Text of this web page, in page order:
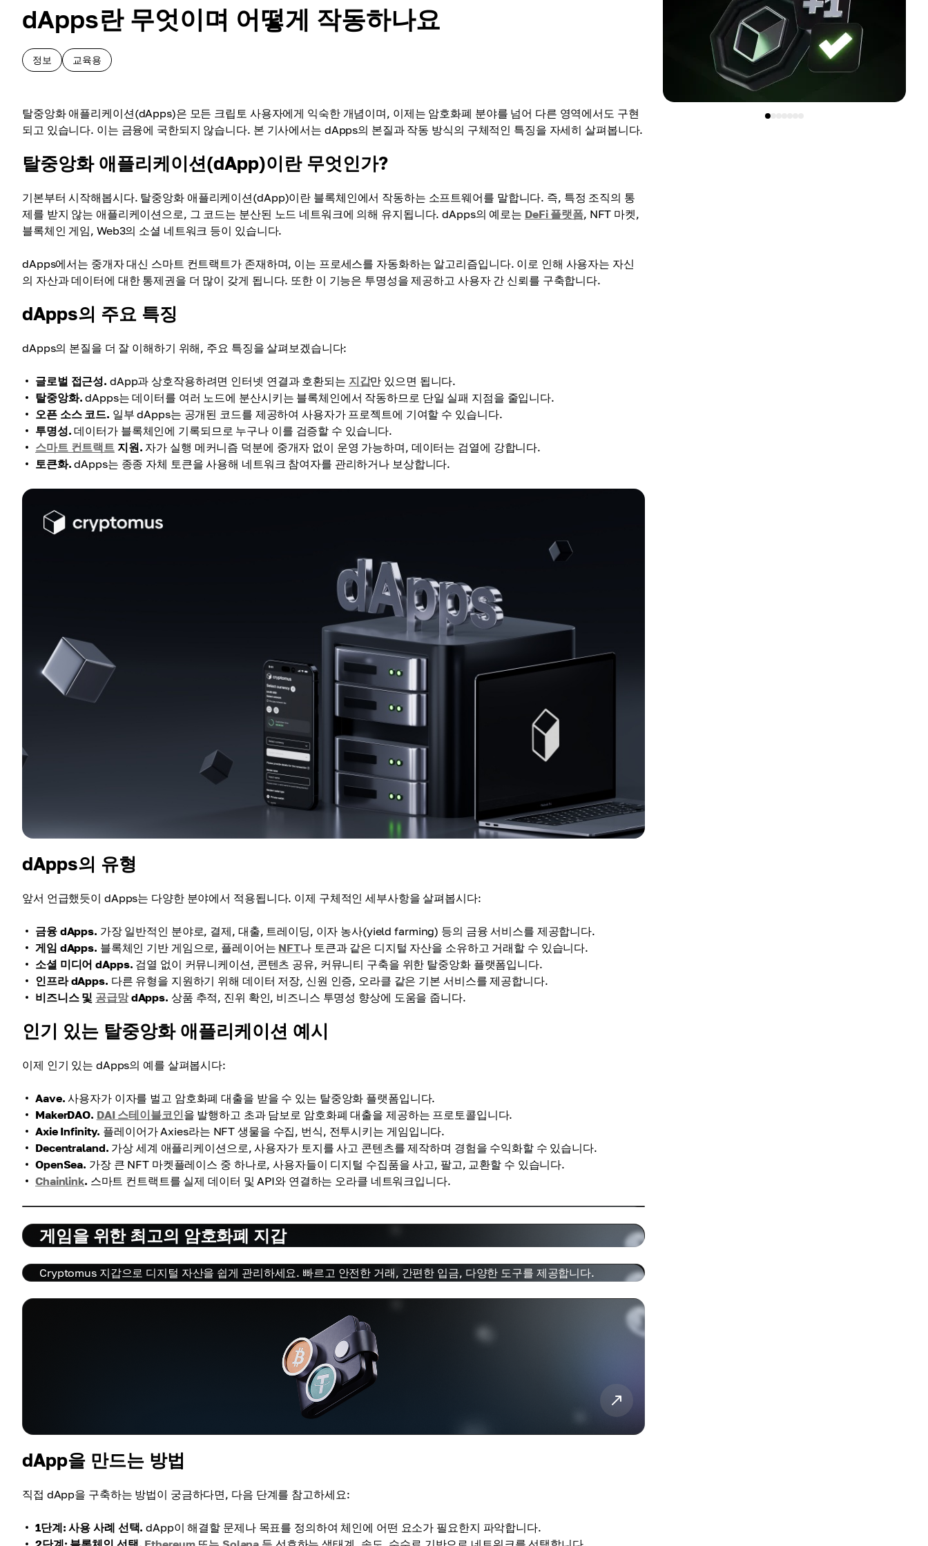
dApps란 무엇이며 어떻게 작동하나요
정보 교육용
탈중앙화 애플리케이션(dApps)은 모든 크립토 사용자에게 익숙한 개념이며, 이제는 암호화폐 분야를 넘어 다른 영역에서도 구현
되고 있습니다. 이는 금융에 국한되지 않습니다. 본 기사에서는 dApps의 본질과 작동 방식의 구체적인 특징을 자세히 살펴봅니다.
탈중앙화 애플리케이션(dApp)이란 무엇인가?
기본부터 시작해봅시다. 탈중앙화 애플리케이션(dApp)이란 블록체인에서 작동하는 소프트웨어를 말합니다. 즉, 특정 조직의 통
제를 받지 않는 애플리케이션으로, 그 코드는 분산된 노드 네트워크에 의해 유지됩니다. dApps의 예로는 DeFi 플랫폼, NFT 마켓,
블록체인 게임, Web3의 소셜 네트워크 등이 있습니다.
dApps에서는 중개자 대신 스마트 컨트랙트가 존재하며, 이는 프로세스를 자동화하는 알고리즘입니다. 이로 인해 사용자는 자신
의 자산과 데이터에 대한 통제권을 더 많이 갖게 됩니다. 또한 이 기능은 투명성을 제공하고 사용자 간 신뢰를 구축합니다.
dApps의 주요 특징
dApps의 본질을 더 잘 이해하기 위해, 주요 특징을 살펴보겠습니다:
글로벌 접근성. dApp과 상호작용하려면 인터넷 연결과 호환되는 지갑만 있으면 됩니다.
탈중앙화. dApps는 데이터를 여러 노드에 분산시키는 블록체인에서 작동하므로 단일 실패 지점을 줄입니다.
오픈 소스 코드. 일부 dApps는 공개된 코드를 제공하여 사용자가 프로젝트에 기여할 수 있습니다.
투명성. 데이터가 블록체인에 기록되므로 누구나 이를 검증할 수 있습니다.
스마트 컨트랙트 지원. 자가 실행 메커니즘 덕분에 중개자 없이 운영 가능하며, 데이터는 검열에 강합니다.
토큰화. dApps는 종종 자체 토큰을 사용해 네트워크 참여자를 관리하거나 보상합니다.
dApps의 유형
앞서 언급했듯이 dApps는 다양한 분야에서 적용됩니다. 이제 구체적인 세부사항을 살펴봅시다:
금융 dApps. 가장 일반적인 분야로, 결제, 대출, 트레이딩, 이자 농사(yield farming) 등의 금융 서비스를 제공합니다.
게임 dApps. 블록체인 기반 게임으로, 플레이어는 NFT나 토큰과 같은 디지털 자산을 소유하고 거래할 수 있습니다.
소셜 미디어 dApps. 검열 없이 커뮤니케이션, 콘텐츠 공유, 커뮤니티 구축을 위한 탈중앙화 플랫폼입니다.
인프라 dApps. 다른 유형을 지원하기 위해 데이터 저장, 신원 인증, 오라클 같은 기본 서비스를 제공합니다.
비즈니스 및 공급망dApps. 상품 추적, 진위 확인, 비즈니스 투명성 향상에 도움을 줍니다.
인기 있는 탈중앙화 애플리케이션 예시
이제 인기 있는 dApps의 예를 살펴봅시다:
Aave. 사용자가 이자를 벌고 암호화폐 대출을 받을 수 있는 탈중앙화 플랫폼입니다.
MakerDAO. DAI 스테이블코인을 발행하고 초과 담보로 암호화폐 대출을 제공하는 프로토콜입니다.
Axie Infinity. 플레이어가 Axies라는 NFT 생물을 수집, 번식, 전투시키는 게임입니다.
Decentraland. 가상 세계 애플리케이션으로, 사용자가 토지를 사고 콘텐츠를 제작하며 경험을 수익화할 수 있습니다.
OpenSea. 가장 큰 NFT 마켓플레이스 중 하나로, 사용자들이 디지털 수집품을 사고, 팔고, 교환할 수 있습니다.
Chainlink. 스마트 컨트랙트를 실제 데이터 및 API와 연결하는 오라클 네트워크입니다.
게임을 위한 최고의 암호화폐 지갑
Cryptomus 지갑으로 디지털 자산을 쉽게 관리하세요. 빠르고 안전한 거래, 간편한 입금, 다양한 도구를 제공합니다.
dApp을 만드는 방법
직접 dApp을 구축하는 방법이 궁금하다면, 다음 단계를 참고하세요:
1단계: 사용 사례 선택. dApp이 해결할 문제나 목표를 정의하여 체인에 어떤 요소가 필요한지 파악합니다.